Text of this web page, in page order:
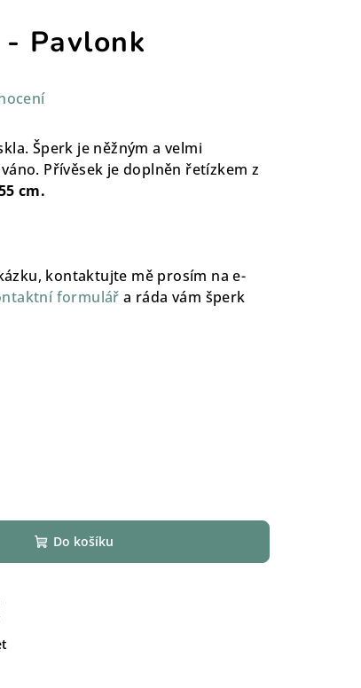
Pavlonk
Šperk je něžným a velmi
Přívěsek je doplněn řetízkem z
cm.
kontaktujte mě prosím na e-
formulář a ráda vám šperk
Do košíku